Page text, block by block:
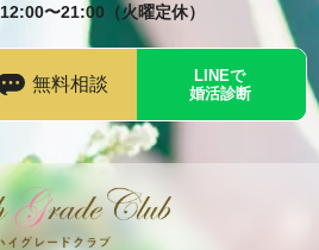
12:00〜21:00（火曜定休）
無料相談
LINEで
婚活診断